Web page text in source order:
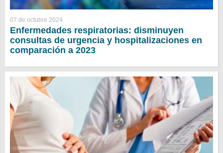
07 de octubre 2024
Enfermedades respiratorias: disminuyen
consultas de urgencia y hospitalizaciones en
comparación a 2023